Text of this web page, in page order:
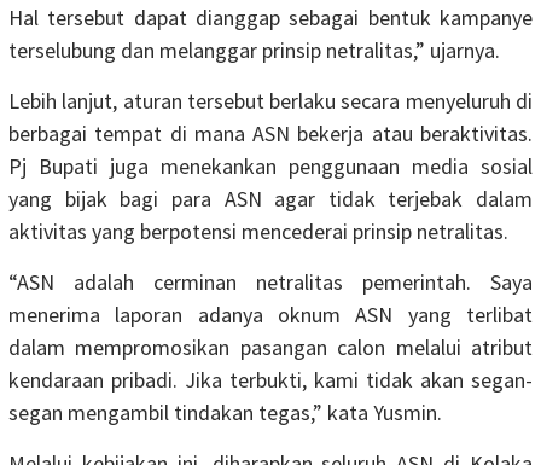
Hal tersebut dapat dianggap sebagai bentuk kampanye
terselubung dan melanggar prinsip netralitas,” ujarnya.
Lebih lanjut, aturan tersebut berlaku secara menyeluruh di
berbagai tempat di mana ASN bekerja atau beraktivitas.
Pj Bupati juga menekankan penggunaan media sosial
yang bijak bagi para ASN agar tidak terjebak dalam
aktivitas yang berpotensi mencederai prinsip netralitas.
“ASN adalah cerminan netralitas pemerintah. Saya
menerima laporan adanya oknum ASN yang terlibat
dalam mempromosikan pasangan calon melalui atribut
kendaraan pribadi. Jika terbukti, kami tidak akan segan-
segan mengambil tindakan tegas,” kata Yusmin.